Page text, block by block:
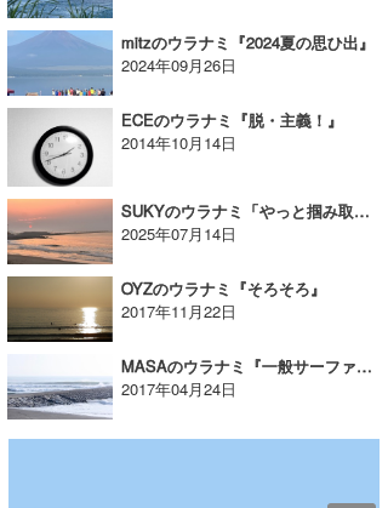
mitzのウラナミ『2024夏の思ひ出』
2024年09月26日
ECEのウラナミ『脱・主義！』
2014年10月14日
SUKYのウラナミ「やっと掴み取ったNSA初優勝！」
2025年07月14日
OYZのウラナミ『そろそろ』
2017年11月22日
MASAのウラナミ『一般サーファー的道しるべ・最終目標?!』
2017年04月24日